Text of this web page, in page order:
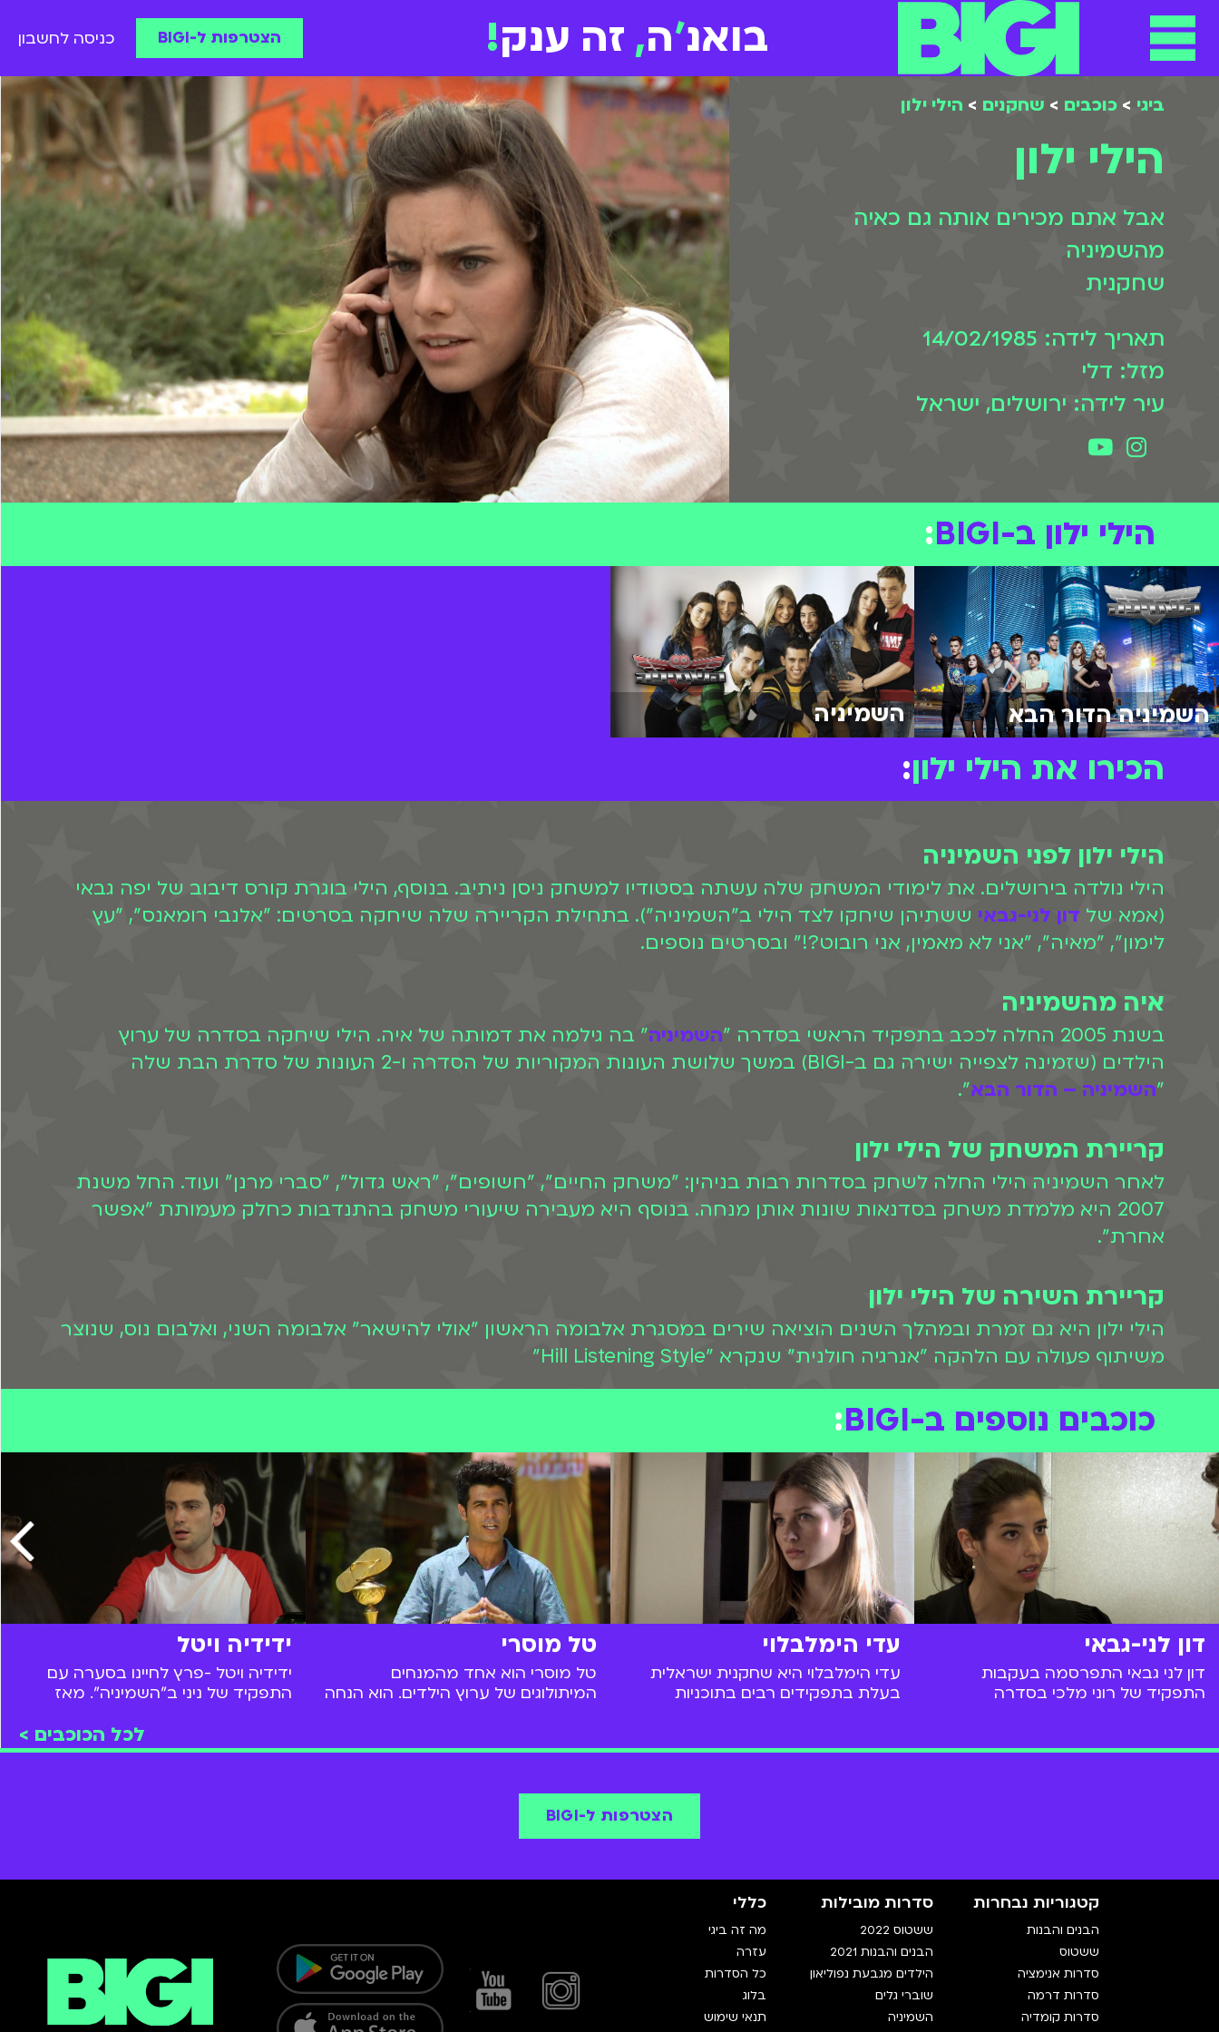
בואנ'ה, זה ענק! הצטרפות ל-BIGI כניסה לחשבון
ביגי > כוכבים > שחקנים > הילי ילון
הילי ילון
אבל אתם מכירים אותה גם כאיה
מהשמיניה
שחקנית
תאריך לידה: 14/02/1985
מזל: דלי
עיר לידה: ירושלים, ישראל
הילי ילון ב-BIGI :
השמיניה הדור הבא השמיניה
הכירו את הילי ילון:
הילי ילון לפני השמיניה
הילי נולדה בירושלים. את לימודי המשחק שלה עשתה בסטודיו למשחק ניסן ניתיב. בנוסף, הילי בוגרת קורס דיבוב של יפה גבאי
(אמא של דון לני-גבאי ששתיהן שיחקו לצד הילי ב"השמיניה"). בתחילת הקריירה שלה שיחקה בסרטים: "אלנבי רומאנס", "עץ
לימון", "מאיה", "אני לא מאמין, אני רובוט?!" ובסרטים נוספים.
איה מהשמיניה
בשנת 2005 החלה לככב בתפקיד הראשי בסדרה " השמיניה" בה גילמה את דמותה של איה. הילי שיחקה בסדרה של ערוץ
הילדים (שזמינה לצפייה ישירה גם ב-BIGI) במשך שלושת העונות המקוריות של הסדרה ו-2 העונות של סדרת הבת שלה
"השמיניה – הדור הבא".
קריירת המשחק של הילי ילון
לאחר השמיניה הילי החלה לשחק בסדרות רבות בניהין: "משחק החיים", "חשופים", "ראש גדול", "סברי מרנן" ועוד. החל משנת
2007 היא מלמדת משחק בסדנאות שונות אותן מנחה. בנוסף היא מעבירה שיעורי משחק בהתנדבות כחלק מעמותת "אפשר
אחרת".
קריירת השירה של הילי ילון
הילי ילון היא גם זמרת ובמהלך השנים הוציאה שירים במסגרת אלבומה הראשון "אולי להישאר" אלבומה השני, ואלבום נוס, שנוצר
משיתוף פעולה עם הלהקה "אנרגיה חולנית" שנקרא "Hill Listening Style"
כוכבים נוספים ב-BIGI :
דון לני-גבאי
דון לני גבאי התפרסמה בעקבות
התפקיד של רוני מלכי בסדרה
לשחק ולהנחות תוכניות ילדים אבל
עדי הימלבלוי
עדי הימלבלוי היא שחקנית ישראלית
בעלת בתפקידים רבים בתוכניות
"השמיניה". מאז הספיקה לככב ב-5
טל מוסרי
טל מוסרי הוא אחד מהמנחים
המיתולוגים של ערוץ הילדים. הוא הנחה
לדרך חדשה.
ידידיה ויטל
ידידיה ויטל -פרץ לחיינו בסערה עם
התפקיד של ניני ב"השמיניה". מאז
האחרונות מתמקד בעיקר בתפקידים
בתיאטרון.
לכל הכוכבים >
הצטרפות ל-BIGI
קטגוריות נבחרות
הבנים והבנות
ששטוס
סדרות אנימציה
סדרות דרמה
סדרות קומדיה
סדרות מובילות
ששטוס 2022
הבנים והבנות 2021
הילדים מגבעת נפוליאון
שוברי גלים
השמיניה
כללי
מה זה ביגי
עזרה
כל הסדרות
בלוג
תנאי שימוש